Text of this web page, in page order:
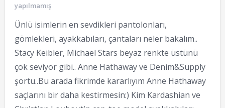
yapılmamış
Ünlü isimlerin en sevdikleri pantolonları,
gömlekleri, ayakkabıları, çantaları neler bakalım..
Stacy Keibler, Michael Stars beyaz renkte üstünü
çok seviyor gibi.. Anne Hathaway ve Denim&Supply
şortu..Bu arada fikrimde kararlıyım Anne Hathaway
saçlarını bir daha kestirmesin:) Kim Kardashian ve